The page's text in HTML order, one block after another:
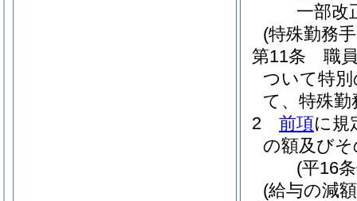
一部改
(特殊勤務
第11条
職
ついて特
て、特殊
2
前項に規
の額及び
(平16
(給与の減